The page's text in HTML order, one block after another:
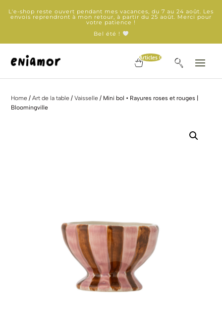
L'e-shop reste ouvert pendant mes vacances, du 7 au 24 août. Les
envois reprendront à mon retour, à partir du 25 août. Merci pour
votre patience !
Bel été !
Articles 0
Home /Art de la table /Vaisselle / Mini bol • Rayures roses et rouges |
Bloomingville